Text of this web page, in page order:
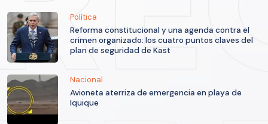
Política
Reforma constitucional y una agenda contra el
crimen organizado: los cuatro puntos claves del
plan de seguridad de Kast
Nacional
Avioneta aterriza de emergencia en playa de
Iquique